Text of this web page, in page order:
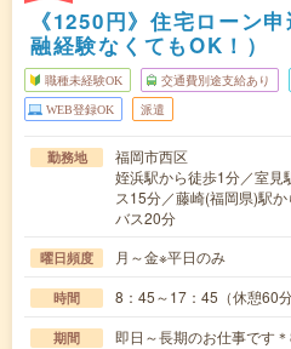
《1250円》住宅ローン
融経験なくてもOK！）
職種未経験OK 交通費別途支給あり
WEB登録OK 派遣
勤務地
福岡市西区
姪浜駅から徒歩1分／室見
ス15分／藤崎(福岡県)駅
バス20分
曜日頻度 月～金※平日のみ
時間 8：45～17：45（休憩60
期間 即日～長期のお仕事です